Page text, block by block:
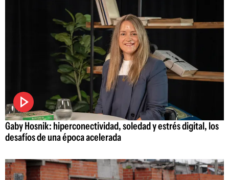
Gaby Hosnik: hiperconectividad, soledad y estrés digital, los
desafíos de una época acelerada